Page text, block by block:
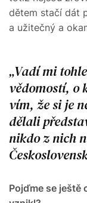
dětem stačí dát
a užitečný a
Vadí mi
vědomostí, o
vím, že si je
dělali
nikdo z nich
Pojďme se ještě